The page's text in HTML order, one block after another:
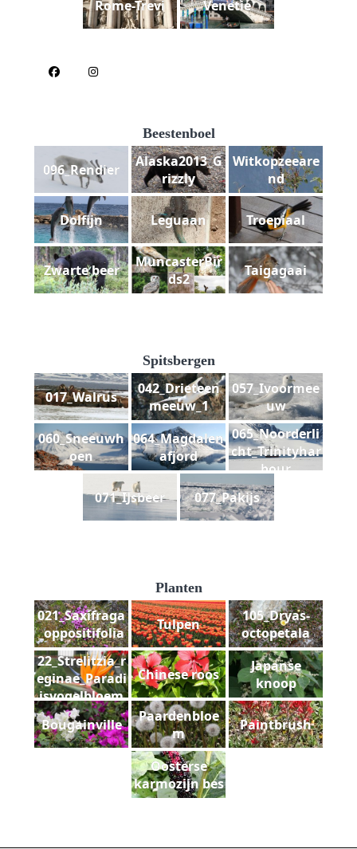
Rome-Trevi Venetie
Beestenboel
096_Rendier
Alaska2013_G
rizzly
Witkopzeeare
nd
Dolfijn Leguaan Troepiaal
Zwarte beer
MuncasterBir
ds2
Taigagaai
Spitsbergen
017_Walrus
042_Drieteen
meeuw_1
057_Ivoormee
uw
060_Sneeuwh
oen
064_Magdalen
afjord
065_Noorderli
cht_Trinityhar
bour
071_IJsbeer
077_Pakijs
Planten
021_Saxifraga
_oppositifolia
Tulpen
105_Dryas-
octopetala
22_Strelitzia_r
eginae_Paradi
jsvogelbloem
Chinese roos
Japanse
knoop
Bougainville
Paardenbloe
m
Paintbrush
Oosterse
karmozijn bes